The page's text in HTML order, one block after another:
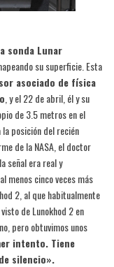
sonda Lunar
su superficie. Esta
asociado de física
, y el 22 de abril, él y su
de 3.5 metros en el
la posición del recién
de la NASA, el doctor
señal era real y
menos cinco veces más
2, al que habitualmente
de Lunokhod 2 en
pero obtuvimos unos
intento. Tiene
silencio».